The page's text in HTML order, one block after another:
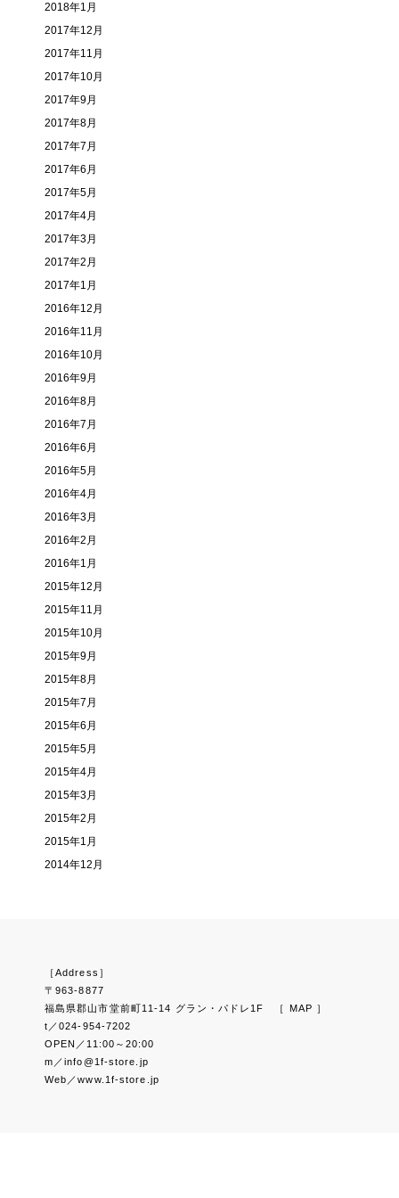
2018年1月
2017年12月
2017年11月
2017年10月
2017年9月
2017年8月
2017年7月
2017年6月
2017年5月
2017年4月
2017年3月
2017年2月
2017年1月
2016年12月
2016年11月
2016年10月
2016年9月
2016年8月
2016年7月
2016年6月
2016年5月
2016年4月
2016年3月
2016年2月
2016年1月
2015年12月
2015年11月
2015年10月
2015年9月
2015年8月
2015年7月
2015年6月
2015年5月
2015年4月
2015年3月
2015年2月
2015年1月
2014年12月
［Address］
〒963-8877
福島県郡山市堂前町11-14 グラン・パドレ1F
［ MAP ］
t／024-954-7202
OPEN／11:00～20:00
m／info@1f-store.jp
Web／www.1f-store.jp